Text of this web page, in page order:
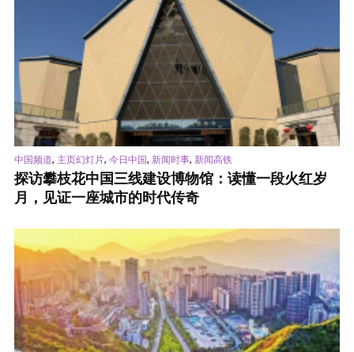
中国频道, 主页幻灯片, 今日中国, 新闻时事, 新闻高铁
探访攀枝花中国三线建设博物馆：读懂一段火红岁
月，见证一座城市的时代传奇